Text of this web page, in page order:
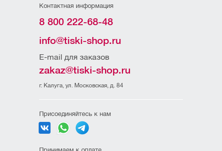
Контактная информация
8 800 222-68-48
info@tiski-shop.ru
E-mail для заказов
zakaz@tiski-shop.ru
г. Калуга, ул. Московская, д. 84
Присоединяйтесь к нам